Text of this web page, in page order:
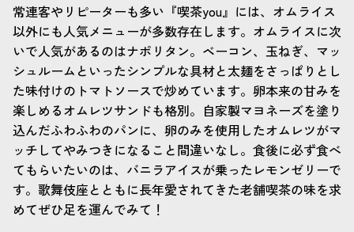
常連客やリピーターも多い『喫茶you』には、オムライス
以外にも人気メニューが多数存在します。オムライスに次
いで人気があるのはナポリタン。ベーコン、玉ねぎ、マッ
シュルームといったシンプルな具材と太麺をさっぱりとし
た味付けのトマトソースで炒めています。卵本来の甘みを
楽しめるオムレツサンドも格別。自家製マヨネーズを塗り
込んだふわふわのパンに、卵のみを使用したオムレツがマ
ッチしてやみつきになること間違いなし。食後に必ず食べ
てもらいたいのは、バニラアイスが乗ったレモンゼリーで
す。歌舞伎座とともに長年愛されてきた老舗喫茶の味を求
めてぜひ足を運んでみて！